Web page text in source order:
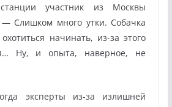
участник из Москвы
Слишком много утки. Собачка
начинать, из-за этого
Ну, и опыта, наверное, не
эксперты из-за излишней